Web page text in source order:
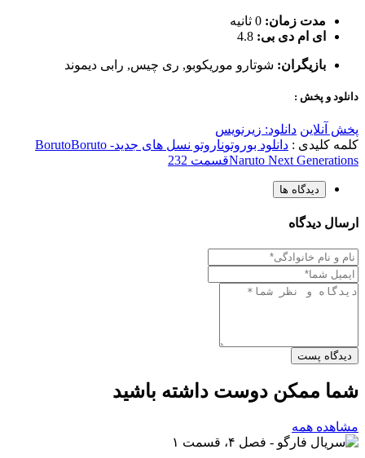
مدت زمان: 0 ثانیه
ای ام دی بی: 4.8
بازیگران: شوتارو موریکوبو, ری چیس, رابی دیموند
دانلود و پخش :
پخش آنلاین دانلود: زیرنویس
کلمه کلیدی : دانلود بوروتوناروتو نسل های جدید BorutoBoruto -
Naruto Next Generationsقسمت 232
دیدگاه ها
ارسال دیدگاه
دیدگاه پست
شما ممکن دوست داشته باشید
مشاهده همه